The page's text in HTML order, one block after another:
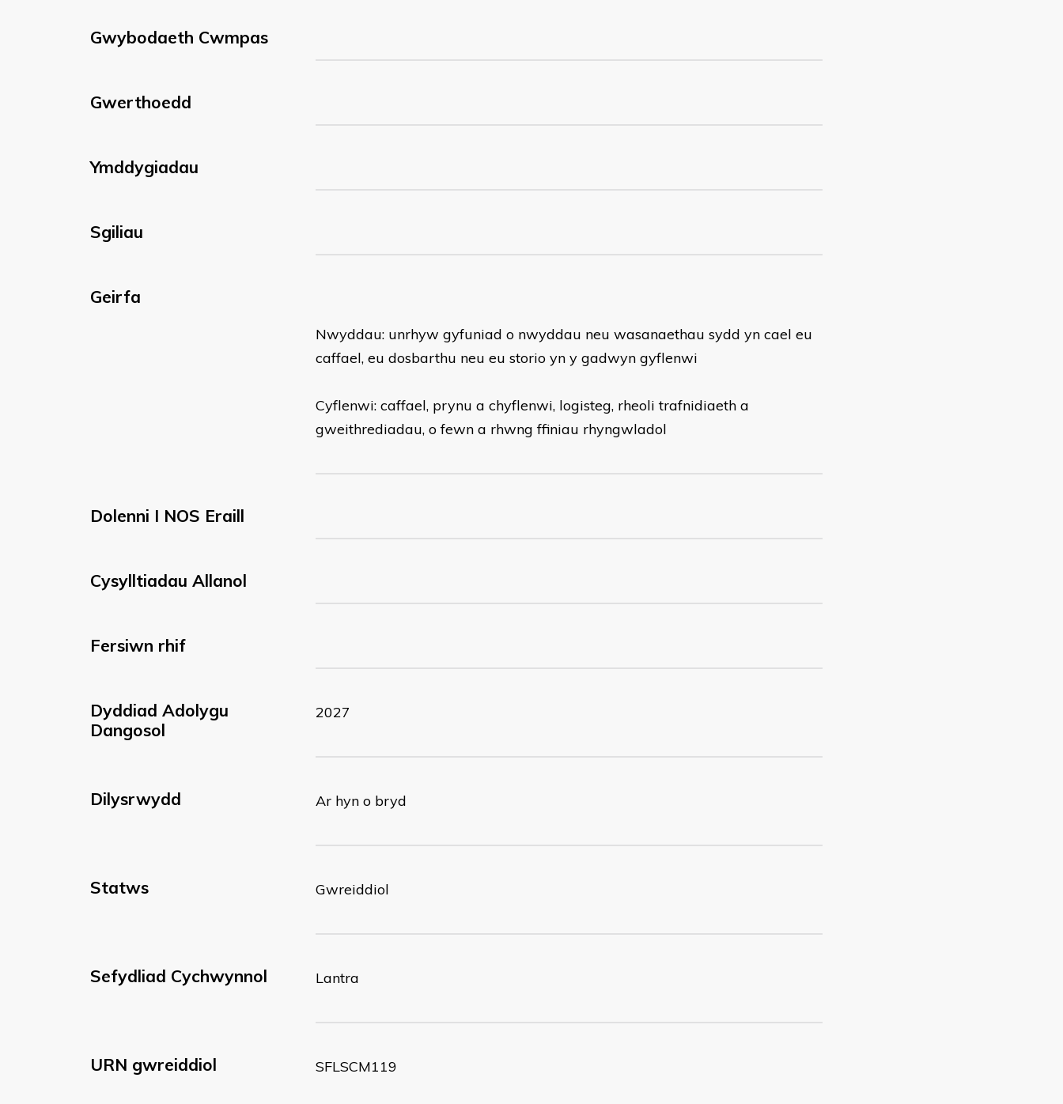
Gwybodaeth Cwmpas
Gwerthoedd
Ymddygiadau
Sgiliau
Geirfa
Nwyddau: unrhyw gyfuniad o nwyddau neu wasanaethau sydd yn cael eu
caffael, eu dosbarthu neu eu storio yn y gadwyn gyflenwi
Cyflenwi: caffael, prynu a chyflenwi, logisteg, rheoli trafnidiaeth a
gweithrediadau, o fewn a rhwng ffiniau rhyngwladol
Dolenni I NOS Eraill
Cysylltiadau Allanol
Fersiwn rhif
Dyddiad Adolygu
Dangosol
2027
Dilysrwydd Ar hyn o bryd
Statws Gwreiddiol
Sefydliad Cychwynnol Lantra
URN gwreiddiol SFLSCM119